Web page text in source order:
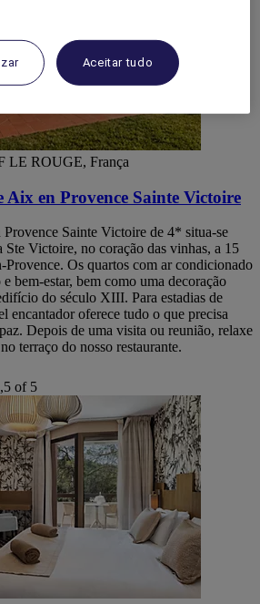
ROUGE, França
Aix en Provence Sainte Victoire
Sainte Victoire de 4* situa-se
Ste Victoire, no coração das vinhas, a 15
Os quartos com ar condicionado
bem-estar, bem como uma decoração
do século XIII. Para estadias de
encantador oferece tudo o que precisa
Depois de uma visita ou reunião, relaxe
terraço do nosso restaurante.
of 5
Aceitar tudo